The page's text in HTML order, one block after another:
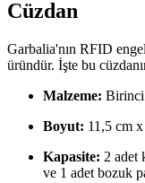
Cüzdan
Garbalia'nın RFID
üründür. İşte bu
Malzeme: Birinci
Boyut: 11,5 cm
Kapasite: 2 adet
ve 1 adet bozuk